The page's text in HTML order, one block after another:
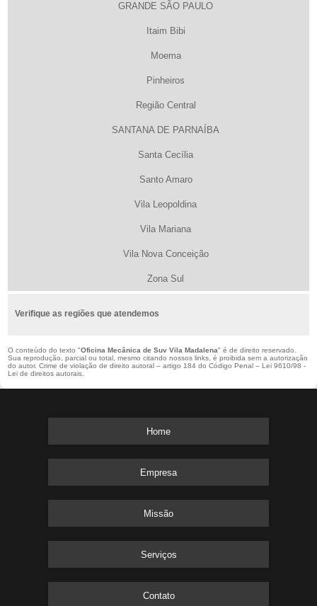
GRANDE SÃO PAULO
Itaim Bibi
Moema
Pinheiros
Região Central
SANTANA DE PARNAÍBA
Santa Cecília
Santo Amaro
Vila Leopoldina
Vila Mariana
Vila Nova Conceição
Zona Sul
Verifique as regiões que atendemos
O conteúdo do texto "Oficina Mecânica de Suv Vila Madalena" é de direito reservado.
Sua reprodução, parcial ou total, mesmo citando nossos links, é proibida sem a autorização
do autor. Crime de violação de direito autoral – artigo 184 do Código Penal –Lei 9610/98 -
Lei de direitos autorais
Home
Empresa
Missão
Serviços
Contato